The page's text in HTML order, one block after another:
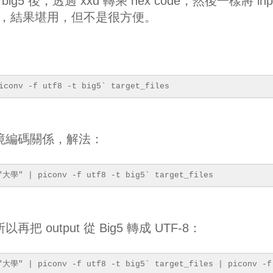
結果堪用，但不是很方便。
-f utf8 -t big5` target_files
碼關係，解法：
"大學" | piconv -f utf8 -t big5` target_files
再把 output 從 Big5 轉成 UTF-8：
"大學" | piconv -f utf8 -t big5` target_files | piconv -f